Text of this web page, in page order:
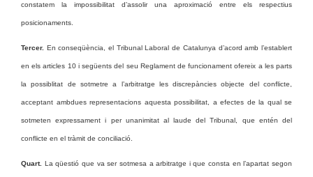
constatem la impossibilitat d’assolir una aproximació entre els respectius
posicionaments.
Tercer. En conseqüència, el Tribunal Laboral de Catalunya d’acord amb l’establert
en els articles 10 i següents del seu Reglament de funcionament ofereix a les parts
la possiblitat de sotmetre a l’arbitratge les discrepàncies objecte del conflicte,
acceptant ambdues representacions aquesta possibilitat, a efectes de la qual se
sotmeten expressament i per unanimitat al laude del Tribunal, que entén del
conflicte en el tràmit de conciliació.
Quart. La qüestió que va ser sotmesa a arbitratge i que consta en l’apartat segon